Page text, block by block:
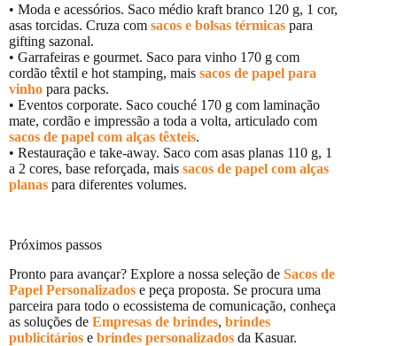
• Moda e acessórios. Saco médio kraft branco 120 g, 1 cor,
asas torcidas. Cruza com sacos e bolsas térmicas para
gifting sazonal.
• Garrafeiras e gourmet. Saco para vinho 170 g com
cordão têxtil e hot stamping, mais sacos de papel para
vinho para packs.
• Eventos corporate. Saco couché 170 g com laminação
mate, cordão e impressão a toda a volta, articulado com
sacos de papel com alças têxteis.
• Restauração e take-away. Saco com asas planas 110 g, 1
a 2 cores, base reforçada, mais sacos de papel com alças
planas para diferentes volumes.
Próximos passos
Pronto para avançar? Explore a nossa seleção de Sacos de
Papel Personalizados e peça proposta. Se procura uma
parceira para todo o ecossistema de comunicação, conheça
as soluções de Empresas de brindes, brindes
publicitários e brindes personalizados da Kasuar.